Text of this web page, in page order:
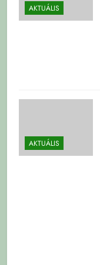
AKTUÁLIS
AKTUÁLIS